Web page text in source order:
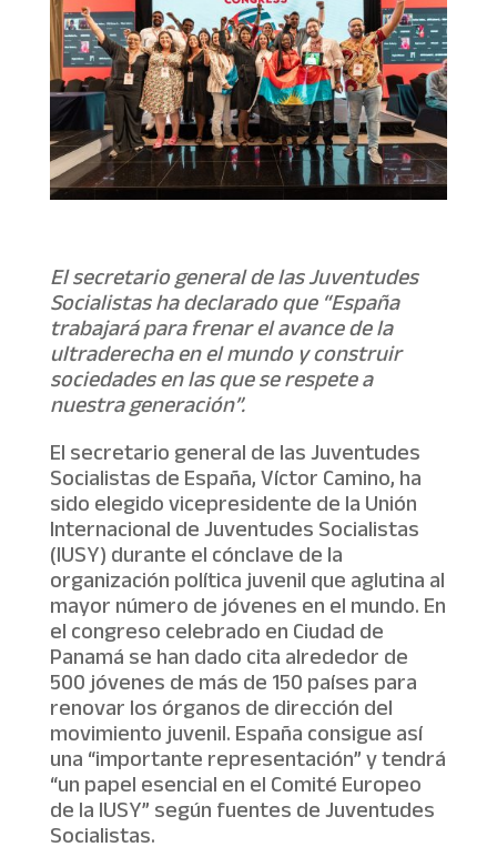
El secretario general de las Juventudes
Socialistas ha declarado que “España
trabajará para frenar el avance de la
ultraderecha en el mundo y construir
sociedades en las que se respete a
nuestra generación”.
El secretario general de las Juventudes
Socialistas de España, Víctor Camino, ha
sido elegido vicepresidente de la Unión
Internacional de Juventudes Socialistas
(IUSY) durante el cónclave de la
organización política juvenil que aglutina al
mayor número de jóvenes en el mundo. En
el congreso celebrado en Ciudad de
Panamá se han dado cita alrededor de
500 jóvenes de más de 150 países para
renovar los órganos de dirección del
movimiento juvenil. España consigue así
una “importante representación” y tendrá
“un papel esencial en el Comité Europeo
de la IUSY” según fuentes de Juventudes
Socialistas.